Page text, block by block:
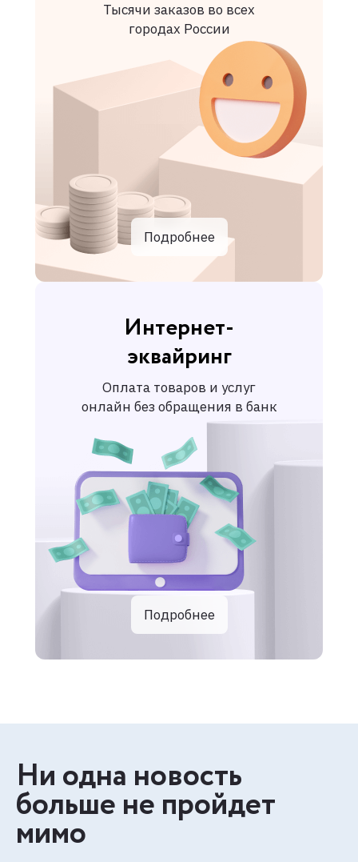
Тысячи заказов во всех
городах России
Подробнее
Интернет-
эквайринг
Оплата товаров и услуг
онлайн без обращения в банк
Подробнее
Ни одна новость
больше не пройдет
мимо